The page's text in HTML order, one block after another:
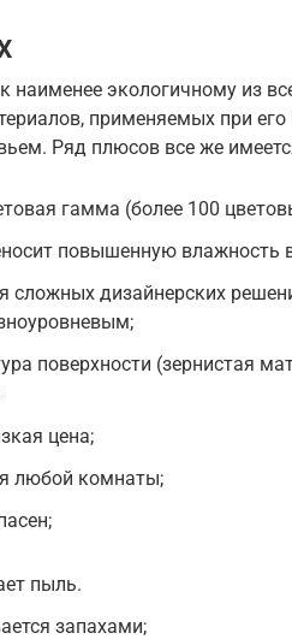
наименее экологичному из
применяемых при
Ряд плюсов все же
гамма (более 100
повышенную влажность
сложных дизайнерских
поверхности (зернистая
цена;
любой комнаты;
пыль.
запахами;